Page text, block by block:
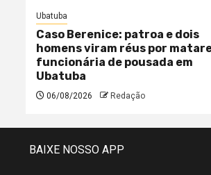
Ubatuba
Caso Berenice: patroa e dois
homens viram réus por
funcionária de pousada em
Ubatuba
06/08/2026 Redação
BAIXE NOSSO APP